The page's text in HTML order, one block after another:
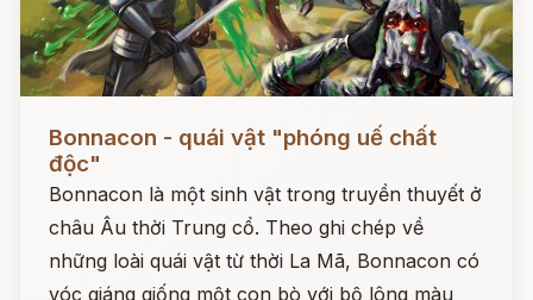
Bonnacon - quái vật "phóng uế chất
độc"
Bonnacon là một sinh vật trong truyền thuyết ở
châu Âu thời Trung cổ. Theo ghi chép về
những loài quái vật từ thời La Mã, Bonnacon có
vóc giáng giống một con bò với bộ lông màu